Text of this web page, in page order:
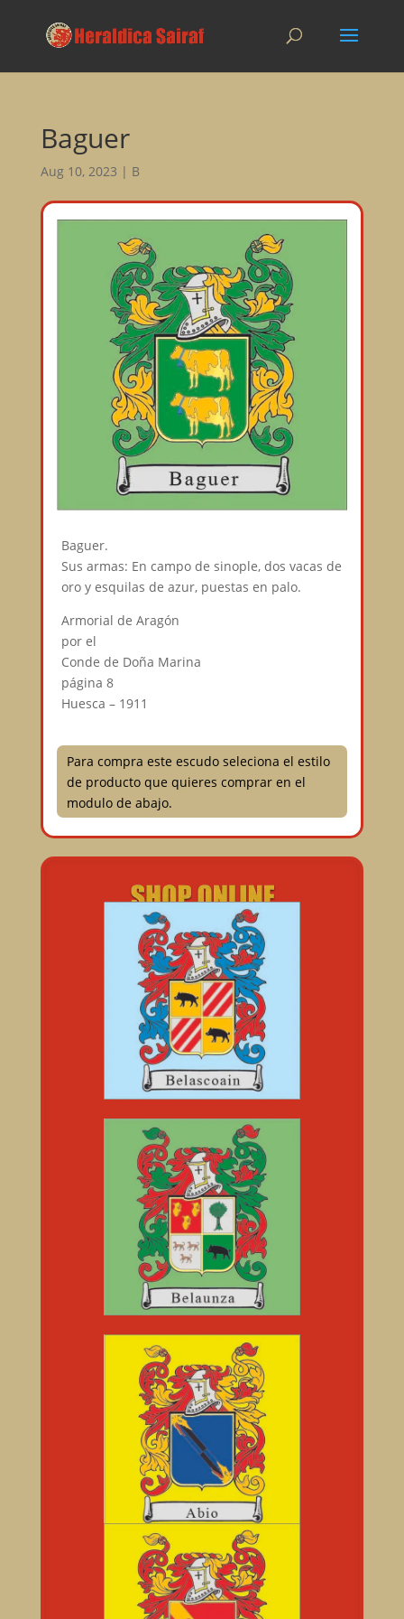
Baguer
Aug 10, 2023 | B
Baguer.
Sus armas: En campo de sinople, dos vacas de
oro y esquilas de azur, puestas en palo.
Armorial de Aragón
por el
Conde de Doña Marina
página 8
Huesca – 1911
Para compra este escudo seleciona el estilo
de producto que quieres comprar en el
modulo de abajo.